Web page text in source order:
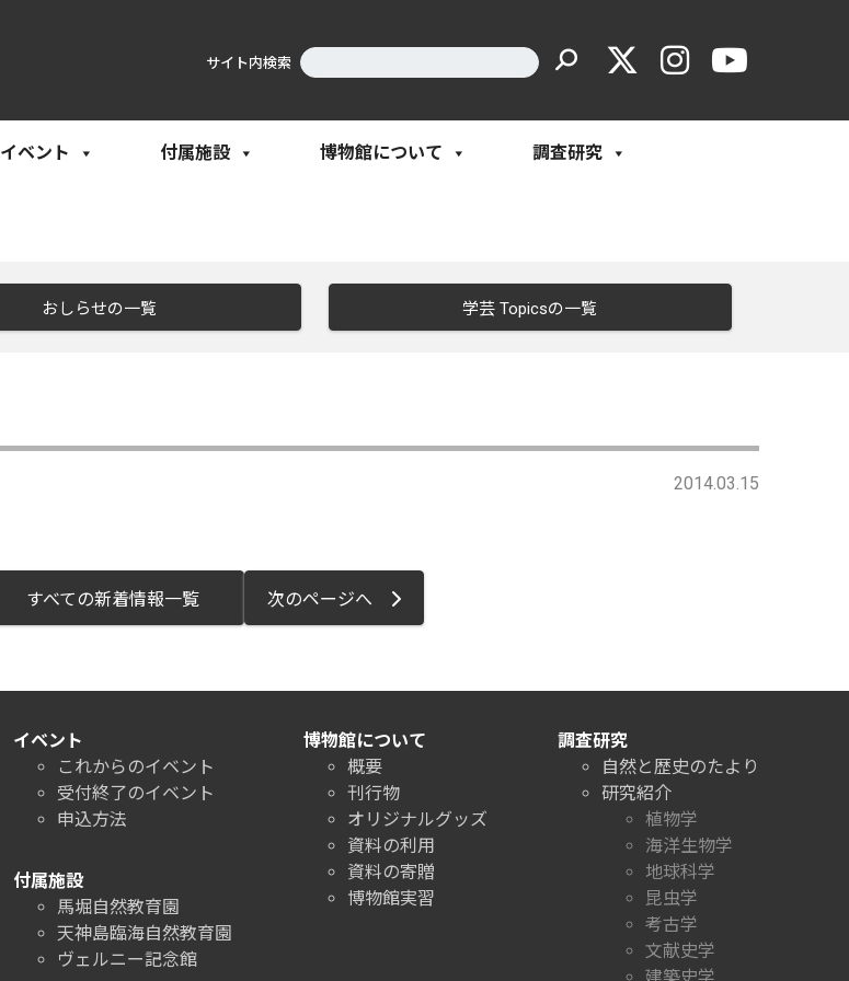
サイト内検索
イベント 付属施設 博物館について 調査研究
おしらせの一覧 学芸 Topicsの一覧
2014.03.15
すべての新着情報一覧 次のページへ
イベント
これからのイベント
受付終了のイベント
申込方法
付属施設
馬堀自然教育園
天神島臨海自然教育園
ヴェルニー記念館
博物館について
概要
刊行物
オリジナルグッズ
資料の利用
資料の寄贈
博物館実習
調査研究
自然と歴史のたより
研究紹介
植物学
海洋生物学
地球科学
昆虫学
考古学
文献史学